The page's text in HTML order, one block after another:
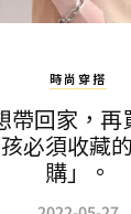
時尚穿搭
帶回家，再
必須收藏
購」。